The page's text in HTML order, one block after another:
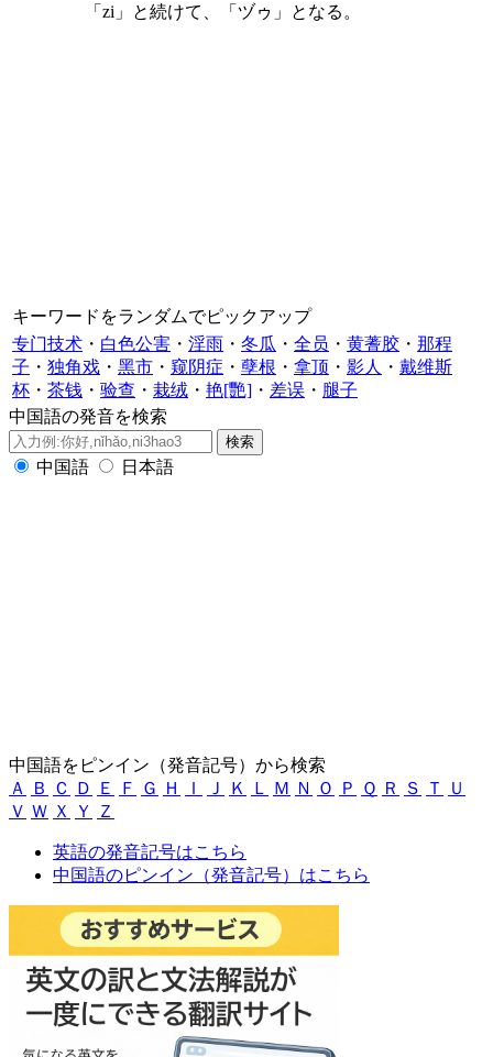
「zi」と続けて、「ヅゥ」となる。
キーワードをランダムでピックアップ
专门技术 ・ 白色公害 ・ 淫雨 ・ 冬瓜 ・ 全员 ・ 黄蓍胶 ・ 那程
子 ・ 独角戏 ・ 黑市 ・ 窥阴症 ・ 孽根 ・ 拿顶 ・ 影人 ・ 戴维斯
杯 ・ 茶钱 ・ 验查 ・ 栽绒 ・ 艳[艷] ・ 差误 ・ 腿子
中国語の発音を検索
中国語 日本語
中国語をピンイン（発音記号）から検索
Ａ
Ｂ Ｃ Ｄ Ｅ Ｆ Ｇ Ｈ Ｉ Ｊ Ｋ Ｌ Ｍ Ｎ Ｏ Ｐ Ｑ Ｒ Ｓ Ｔ
Ｕ
Ｖ Ｗ Ｘ Ｙ Ｚ
英語の発音記号はこちら
中国語のピンイン（発音記号）はこちら